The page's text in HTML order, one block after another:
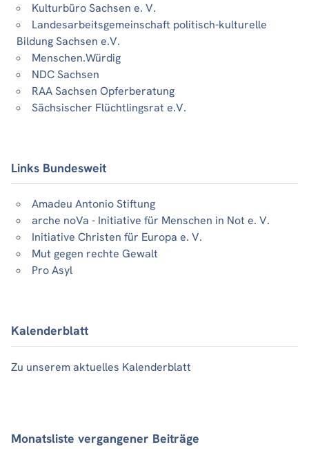
Kulturbüro Sachsen e. V.
Landesarbeitsgemeinschaft politisch-kulturelle
Bildung Sachsen e.V.
Menschen.Würdig
NDC Sachsen
RAA Sachsen Opferberatung
Sächsischer Flüchtlingsrat e.V.
Links Bundesweit
Amadeu Antonio Stiftung
arche noVa - Initiative für Menschen in Not e. V.
Initiative Christen für Europa e. V.
Mut gegen rechte Gewalt
Pro Asyl
Kalenderblatt
Zu unserem aktuelles Kalenderblatt
Monatsliste vergangener Beiträge